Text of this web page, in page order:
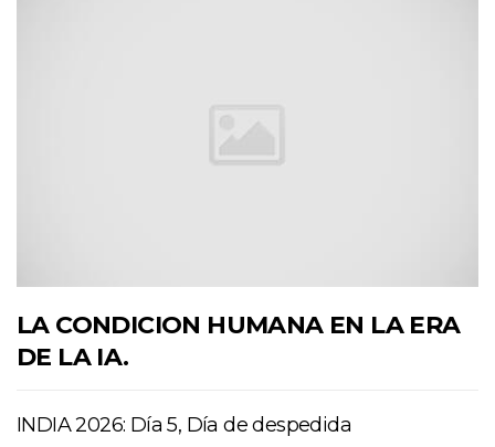
LA CONDICION HUMANA EN LA ERA
DE LA IA.
INDIA 2026: Día 5, Día de despedida